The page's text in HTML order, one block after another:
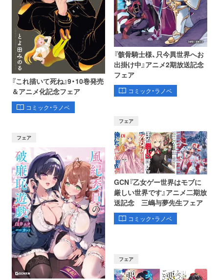
『これ描いて死ね』9・10巻発売
＆アニメ化記念フェア
コミック・ラノベ
『骸骨騎士様、只今異世界へお
出掛け中』アニメ2期放送記念
フェア
コミック・ラノベ
フェア
フェア
GCN『乙女ゲー世界はモブに
厳しい世界です』アニメ二期放
送記念 三嶋与夢先生フェア
コミック・ラノベ
フェア